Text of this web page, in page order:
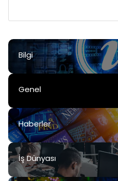
Bilgi
Genel
Haberler
İş Dünyası